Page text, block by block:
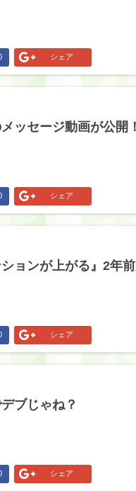
シェア
ッセージ動画が公開
シェア
ョンが上がる』2年
シェア
ブじゃね？
シェア